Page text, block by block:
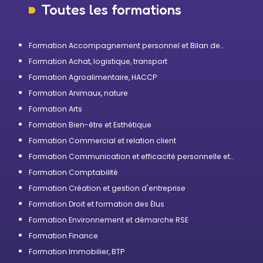
Toutes les formations
Formation Accompagnement personnel et Bilan de
Formation Achat, logistique, transport
Formation Agroalimentaire, HACCP
Formation Animaux, nature
Formation Arts
Formation Bien-être et Esthétique
Formation Commercial et relation client
Formation Communication et efficacité personnelle et
Formation Comptabilité
Formation Création et gestion d'entreprise
Formation Droit et formation des Élus
Formation Environnement et démarche RSE
Formation Finance
Formation Immobilier, BTP